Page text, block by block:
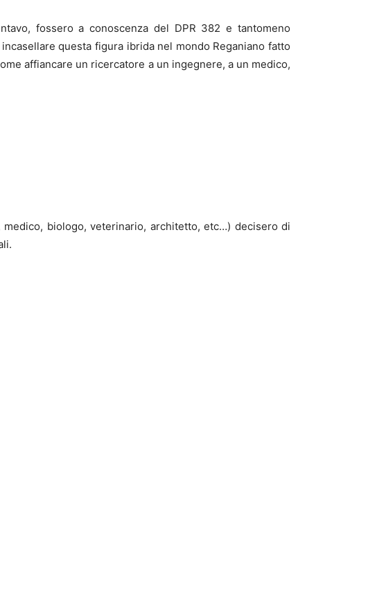
fossero a conoscenza del DPR 382 e tantomeno
questa figura ibrida nel mondo Reganiano fatto
affiancare un ricercatore a un ingegnere, a un medico,
biologo, veterinario, architetto, etc…) decisero di